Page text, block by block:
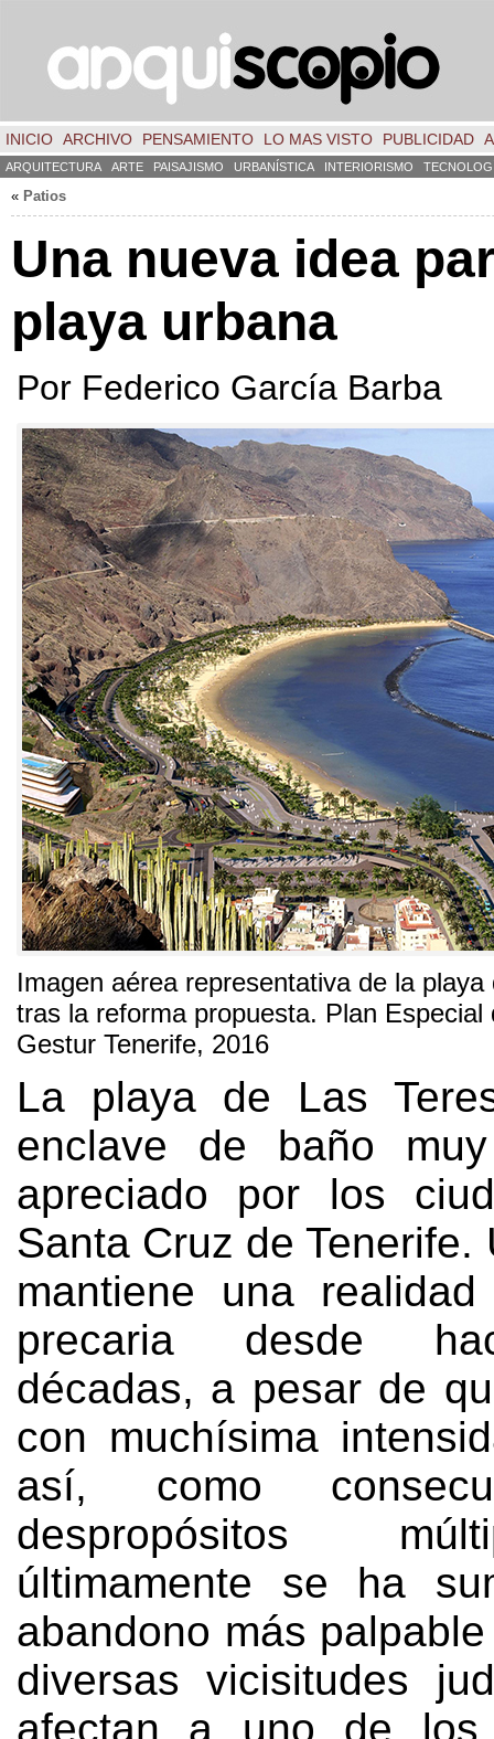
INICIO ARCHIVO PENSAMIENTO LO MAS VISTO PUBLICIDAD
ARQUITECTURA ARTE PAISAJISMO URBANÍSTICA INTERIORISMO
« Patios
Una nueva idea
playa urbana
Por Federico García Barba
Imagen aérea representativa de la playa
tras la reforma propuesta. Plan Especial
Gestur Tenerife, 2016
La playa de Las
enclave de baño
apreciado por los
Santa Cruz de Tenerife.
mantiene una realidad
precaria desde
décadas, a pesar de
con muchísima
así, como
despropósitos
últimamente se ha
abandono más
diversas vicisitudes
afectan a uno de los